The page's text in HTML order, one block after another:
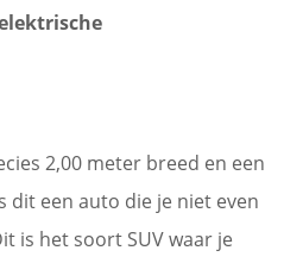
2,00 meter breed en een
dit een auto die je niet even
is het soort SUV waar je